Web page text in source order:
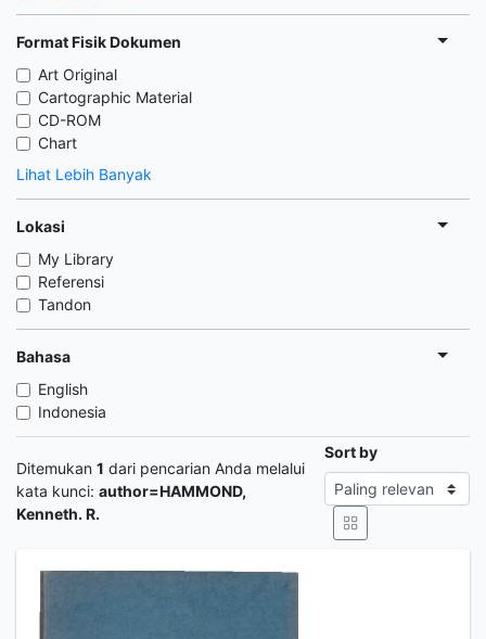
Format Fisik Dokumen
Art Original
Cartographic Material
CD-ROM
Chart
Lihat Lebih Banyak
Lokasi
My Library
Referensi
Tandon
Bahasa
English
Indonesia
Ditemukan 1 dari pencarian Anda melalui
kata kunci: author=HAMMOND,
Kenneth. R.
Sort by